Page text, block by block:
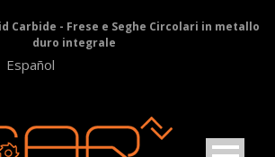
Carbide - Frese e Seghe Circolari in metallo
duro integrale
Español